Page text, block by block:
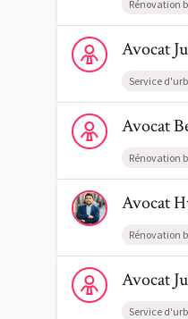
Rénovation
Voir le profil de
Avocat
Service
Voir le profil de
Avocat
Rénovation
Voir le profil de
Avocat
Rénovation
Voir le profil de
Avocat
Service